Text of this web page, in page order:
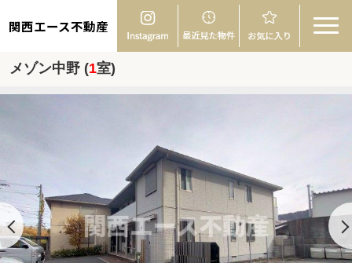
関西エース不動産
メゾン中野 (1室)